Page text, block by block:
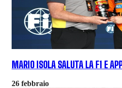
MARIO ISOLA SALUTA LA F1 E
26 febbraio